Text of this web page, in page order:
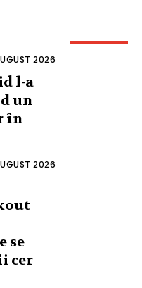
2026
l-a
un
în
2026
se
cer